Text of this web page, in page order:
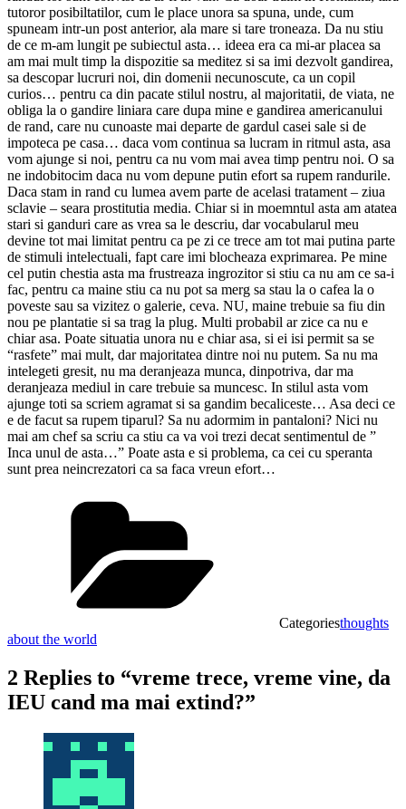
tutoror posibiltatilor, cum le place unora sa spuna, unde, cum
spuneam intr-un post anterior, ala mare si tare troneaza. Da nu stiu
de ce m-am lungit pe subiectul asta… ideea era ca mi-ar placea sa
am mai mult timp la dispozitie sa meditez si sa imi dezvolt gandirea,
sa descopar lucruri noi, din domenii necunoscute, ca un copil
curios… pentru ca din pacate stilul nostru, al majoritatii, de viata, ne
obliga la o gandire liniara care dupa mine e gandirea americanului
de rand, care nu cunoaste mai departe de gardul casei sale si de
impoteca pe casa… daca vom continua sa lucram in ritmul asta, asa
vom ajunge si noi, pentru ca nu vom mai avea timp pentru noi. O sa
ne indobitocim daca nu vom depune putin efort sa rupem randurile.
Daca stam in rand cu lumea avem parte de acelasi tratament – ziua
sclavie – seara prostitutia media. Chiar si in moemntul asta am atatea
stari si ganduri care as vrea sa le descriu, dar vocabularul meu
devine tot mai limitat pentru ca pe zi ce trece am tot mai putina parte
de stimuli intelectuali, fapt care imi blocheaza exprimarea. Pe mine
cel putin chestia asta ma frustreaza ingrozitor si stiu ca nu am ce sa-i
fac, pentru ca maine stiu ca nu pot sa merg sa stau la o cafea la o
poveste sau sa vizitez o galerie, ceva. NU, maine trebuie sa fiu din
nou pe plantatie si sa trag la plug. Multi probabil ar zice ca nu e
chiar asa. Poate situatia unora nu e chiar asa, si ei isi permit sa se
“rasfete” mai mult, dar majoritatea dintre noi nu putem. Sa nu ma
intelegeti gresit, nu ma deranjeaza munca, dinpotriva, dar ma
deranjeaza mediul in care trebuie sa muncesc. In stilul asta vom
ajunge toti sa scriem agramat si sa gandim becaliceste… Asa deci ce
e de facut sa rupem tiparul? Sa nu adormim in pantaloni? Nici nu
mai am chef sa scriu ca stiu ca va voi trezi decat sentimentul de ”
Inca unul de asta…” Poate asta e si problema, ca cei cu speranta
sunt prea neincrezatori ca sa faca vreun efort…
Categoriesthoughts
about the world
2 Replies to “vreme trece, vreme vine, da
IEU cand ma mai extind?”